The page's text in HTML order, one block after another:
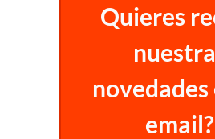
Quieres
novedades
email?